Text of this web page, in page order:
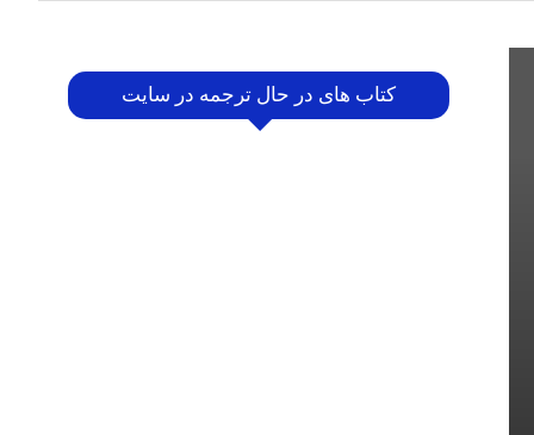
کتاب های در حال ترجمه در سایت